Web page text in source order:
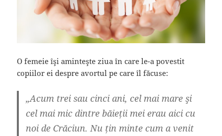
O femeie îşi aminteşte ziua în care le-a povestit
copiilor ei despre avortul pe care îl făcuse:
„Acum trei sau cinci ani, cel mai mare şi
cel mai mic dintre băieții mei erau aici cu
noi de Crăciun. Nu țin minte cum a venit